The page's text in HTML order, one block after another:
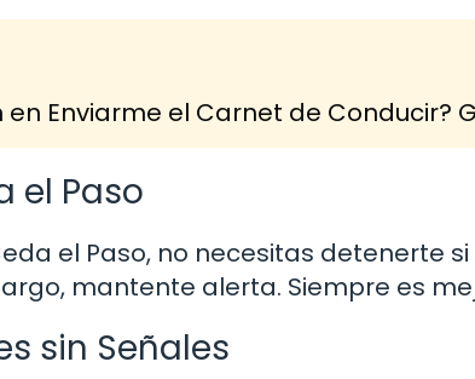
Enviarme el Carnet de Conducir?
el Paso
el Paso, no necesitas detenerte
mantente alerta. Siempre es
sin Señales